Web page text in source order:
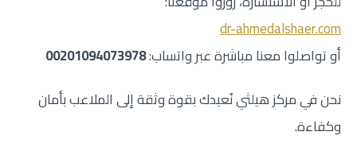
dr-ahmedalshaer.com
أو تواصلوا معنا مباشرة عبر واتساب:00201094073978
نحن في مركز هيلثي نُعيدك بقوة وثقة إلى الملاعب بأمان
وكفاءة.